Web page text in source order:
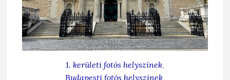
1. kerületi fotós helyszínek,
Budapesti fotós helyszínek,